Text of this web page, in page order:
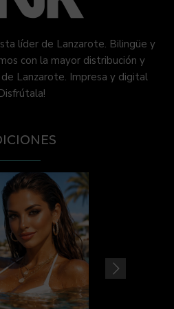
líder de Lanzarote. Bilingüe y
con la mayor distribución y
Lanzarote. Impresa y digital